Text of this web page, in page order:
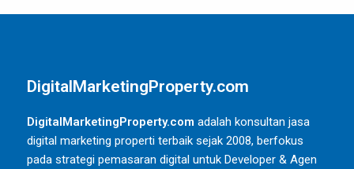
DigitalMarketingProperty.com
DigitalMarketingProperty.com adalah konsultan jasa
digital marketing properti terbaik sejak 2008, berfokus
pada strategi pemasaran digital untuk Developer & Agen